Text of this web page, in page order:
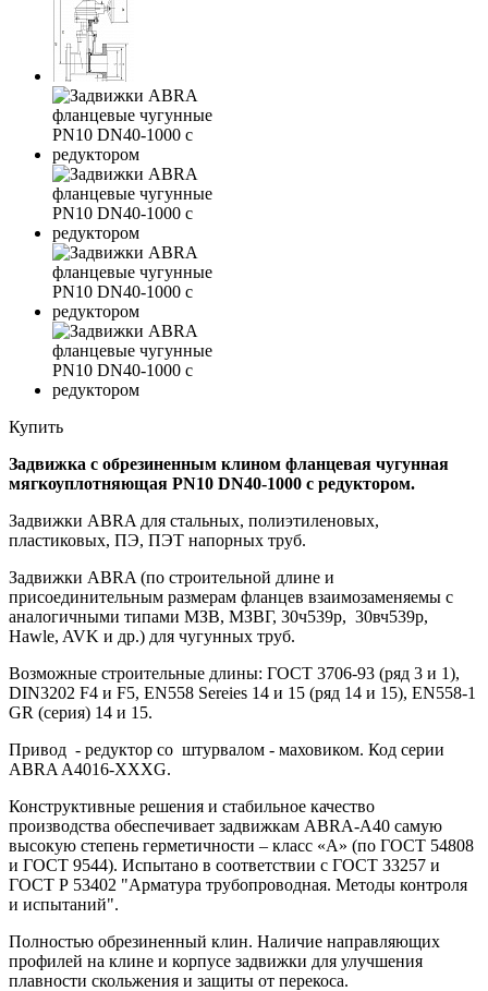
Купить
Задвижка с обрезиненным клином фланцевая чугунная
мягкоуплотняющая PN10 DN40-1000 с редуктором.
Задвижки ABRA для стальных, полиэтиленовых,
пластиковых, ПЭ, ПЭТ напорных труб.
Задвижки ABRA (по строительной длине и
присоединительным размерам фланцев взаимозаменяемы с
аналогичными типами МЗВ, МЗВГ, 30ч539р, 30вч539р,
Hawle, AVK и др.) для чугунных труб.
Возможные строительные длины: ГОСТ 3706-93 (ряд 3 и 1),
DIN3202 F4 и F5, EN558 Sereies 14 и 15 (ряд 14 и 15), EN558-1
GR (серия) 14 и 15.
Привод - редуктор со штурвалом - маховиком. Код серии
ABRA A4016-XXXG.
Конструктивные решения и стабильное качество
производства обеспечивает задвижкам ABRA-A40 самую
высокую степень герметичности – класс «А» (по ГОСТ 54808
и ГОСТ 9544). Испытано в соответствии с ГОСТ 33257 и
ГОСТ Р 53402 "Арматура трубопроводная. Методы контроля
и испытаний".
Полностью обрезиненный клин. Наличие направляющих
профилей на клине и корпусе задвижки для улучшения
плавности скольжения и защиты от перекоса.